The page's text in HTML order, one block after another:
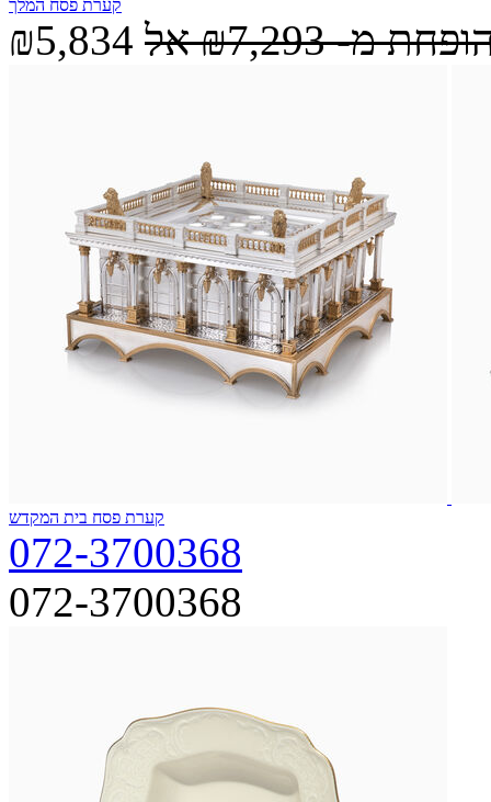
קערת פסח המלך
₪5,834 מ-₪7,293 אל
קערת פסח בית המקדש
072-3700368
072-3700368